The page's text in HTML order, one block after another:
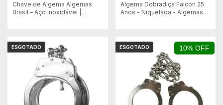
Chave de Algema Algemas
Brasil – Aço Inoxidável |
Algema Dobradiça Falcon 25
Anos - Niquelada - Algemas
ESGOTADO 10% OFF
ESGOTADO